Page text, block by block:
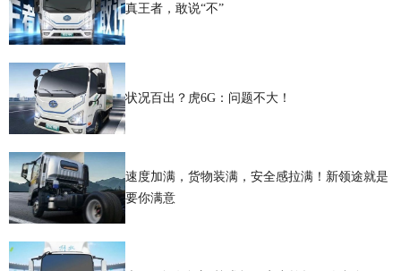
真王者，敢说“不”
状况百出？虎6G：问题不大！
速度加满，货物装满，安全感拉满！新领途就是
要你满意